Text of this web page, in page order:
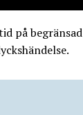
på begränsad